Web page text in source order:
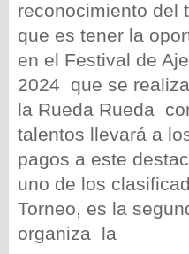
reconocimiento del
que es tener la
en el Festival de
2024 que se
la Rueda Rueda
talentos llevará a
pagos a este
uno de los
Torneo, es la
organiza la